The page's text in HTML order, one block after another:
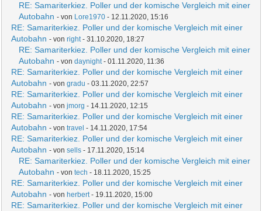
RE: Samariterkiez. Poller und der komische Vergleich mit einer
Autobahn - von Lore1970 - 12.11.2020, 15:16
RE: Samariterkiez. Poller und der komische Vergleich mit einer
Autobahn - vonright- 31.10.2020, 18:27
RE: Samariterkiez. Poller und der komische Vergleich mit einer
Autobahn - vondaynight- 01.11.2020, 11:36
RE: Samariterkiez. Poller und der komische Vergleich mit einer
Autobahn - vongradu - 03.11.2020, 22:57
RE: Samariterkiez. Poller und der komische Vergleich mit einer
Autobahn - vonjmorg - 14.11.2020, 12:15
RE: Samariterkiez. Poller und der komische Vergleich mit einer
Autobahn - vontravel - 14.11.2020, 17:54
RE: Samariterkiez. Poller und der komische Vergleich mit einer
Autobahn - vonsells - 17.11.2020, 15:14
RE: Samariterkiez. Poller und der komische Vergleich mit einer
Autobahn - vontech - 18.11.2020, 15:25
RE: Samariterkiez. Poller und der komische Vergleich mit einer
Autobahn - von herbert- 19.11.2020, 15:00
RE: Samariterkiez. Poller und der komische Vergleich mit einer